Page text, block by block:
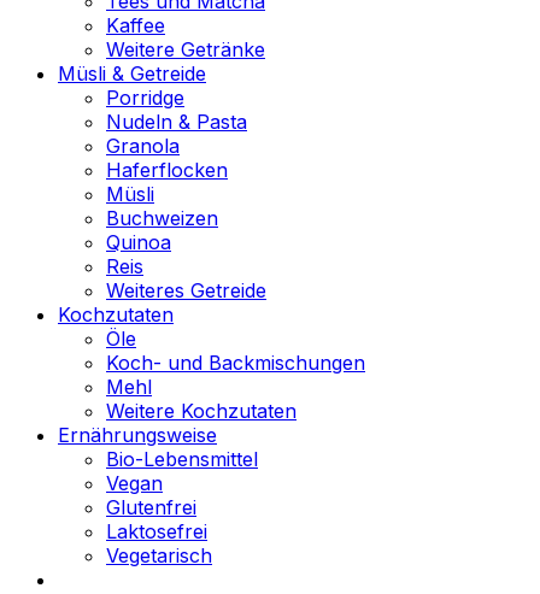
Kaffee
Weitere Getränke
Müsli & Getreide
Porridge
Nudeln & Pasta
Granola
Haferflocken
Müsli
Buchweizen
Quinoa
Reis
Weiteres Getreide
Kochzutaten
Öle
Koch- und Backmischungen
Mehl
Weitere Kochzutaten
Ernährungsweise
Bio-Lebensmittel
Vegan
Glutenfrei
Laktosefrei
Vegetarisch